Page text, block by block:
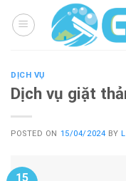
DỊCH VỤ
Dịch vụ giặt
POSTED ON 15/04/2024 BY
15